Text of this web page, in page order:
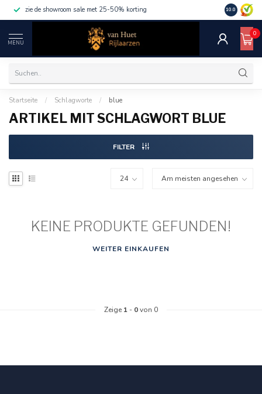
zie de showroom sale met 25-50% korting 10.0
MENU
0
Startseite / Schlagworte / blue
ARTIKEL MIT SCHLAGWORT BLUE
FILTER
KEINE PRODUKTE GEFUNDEN!
WEITER EINKAUFEN
Zeige 1 - 0von 0